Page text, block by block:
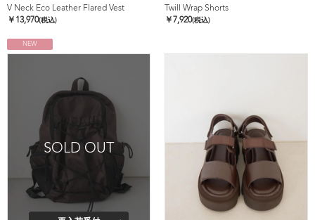
V Neck Eco Leather Flared Vest
￥ 13,970(税込)
Twill Wrap Shorts
￥ 7,920(税込)
NEW
SOLD OUT